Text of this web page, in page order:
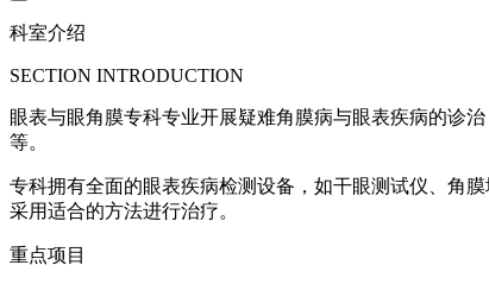
科室介绍
SECTION INTRODUCTION
眼表与眼角膜专科专业开展疑难角膜病与眼表疾病的诊
等。
专科拥有全面的眼表疾病检测设备，如干眼测试仪、角
采用适合的方法进行治疗。
重点项目